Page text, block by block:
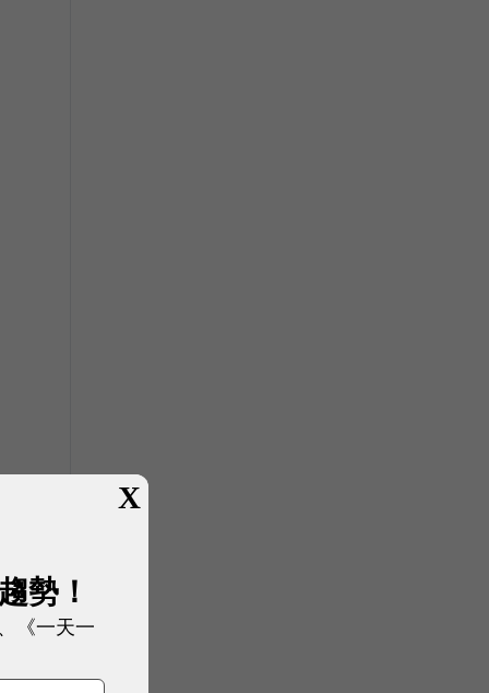
X
勢！
《一天一